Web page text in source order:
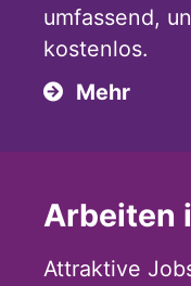
umfassend,
kostenlos.
Mehr
Arbeiten
Attraktive